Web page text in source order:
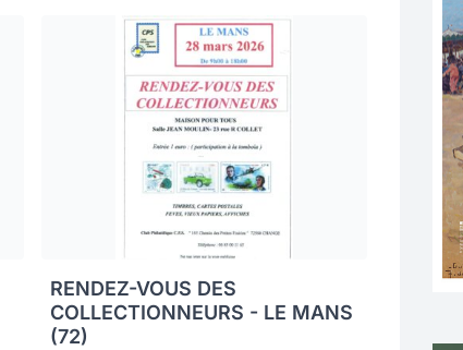
RENDEZ-VOUS DES
COLLECTIONNEURS - LE MANS
(72)